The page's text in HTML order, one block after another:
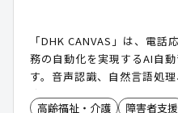
「DHK CANVAS」は、電話
務の自動化を実現するAI自
す。音声認識、自然言語処
成)LLM(大規模言語モデル)
高齢福祉・介護 障害者支援